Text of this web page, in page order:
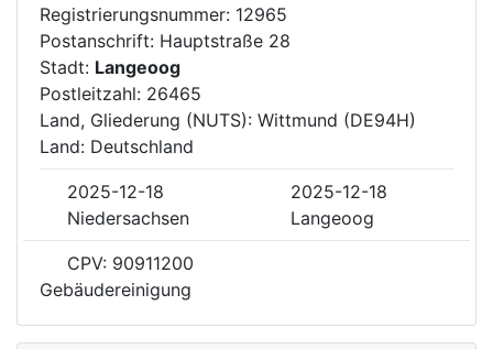
Registrierungsnummer: 12965
Postanschrift: Hauptstraße 28
Stadt: Langeoog
Postleitzahl: 26465
Land, Gliederung (NUTS): Wittmund (DE94H)
Land: Deutschland
2025-12-18
2025-12-18
Niedersachsen
Langeoog
CPV: 90911200
Gebäudereinigung